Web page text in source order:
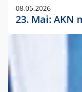
08.05.2026
23. Mai: